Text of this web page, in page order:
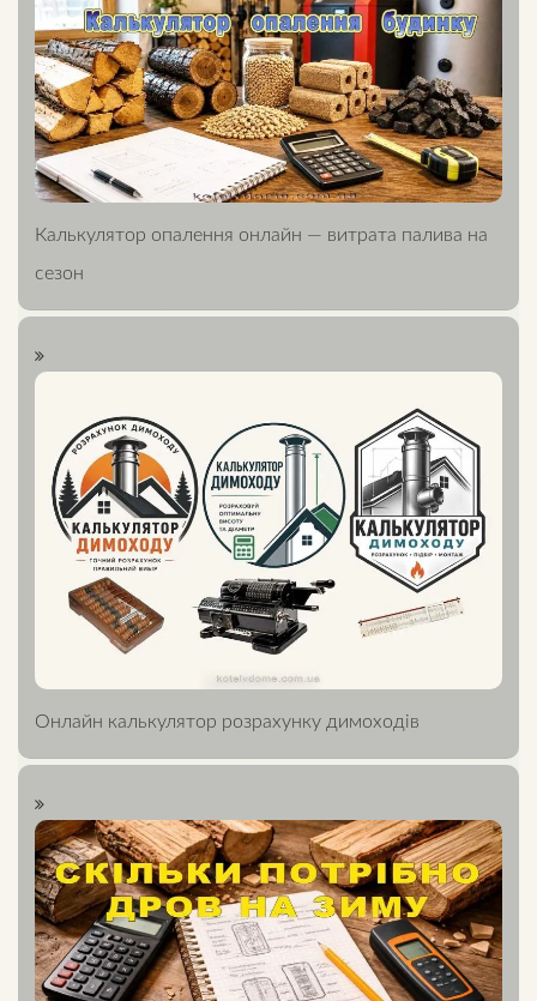
Калькулятор опалення онлайн — витрата палива на
сезон
Онлайн калькулятор розрахунку димоходів